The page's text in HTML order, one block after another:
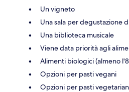
Un vigneto
Una sala per degustazione
Una biblioteca musicale
Viene data priorità agli
Alimenti biologici (almeno
Opzioni per pasti vegani
Opzioni per pasti